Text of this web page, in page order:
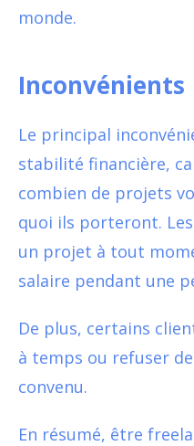
monde.
Inconvénients
Le principal
stabilité financière,
combien de projets
quoi ils porteront.
un projet à tout
salaire pendant une
De plus, certains
à temps ou refuser
convenu.
En résumé, être